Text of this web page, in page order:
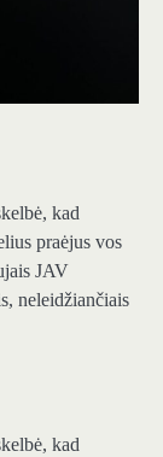
kad
praėjus vos
JAV
neleidžiančiais
kad